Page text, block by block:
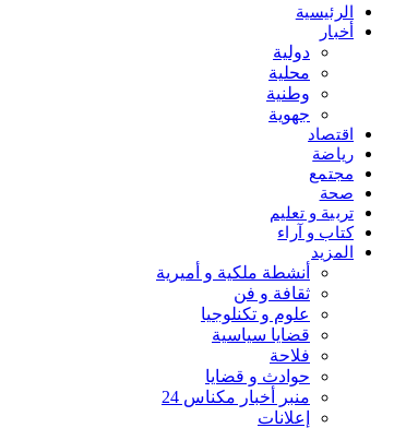
الرئيسية
أخبار
دولية
محلية
وطنية
جهوية
اقتصاد
رياضة
مجتمع
صحة
تربية و تعليم
كتاب و آراء
المزيد
أنشطة ملكية و أميرية
ثقافة و فن
علوم و تكنلوجيا
قضايا سياسية
فلاحة
حوادث و قضايا
منبر أخبار مكناس 24
إعلانات